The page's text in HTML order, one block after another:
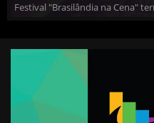
Festival "Brasilândia na Cena"